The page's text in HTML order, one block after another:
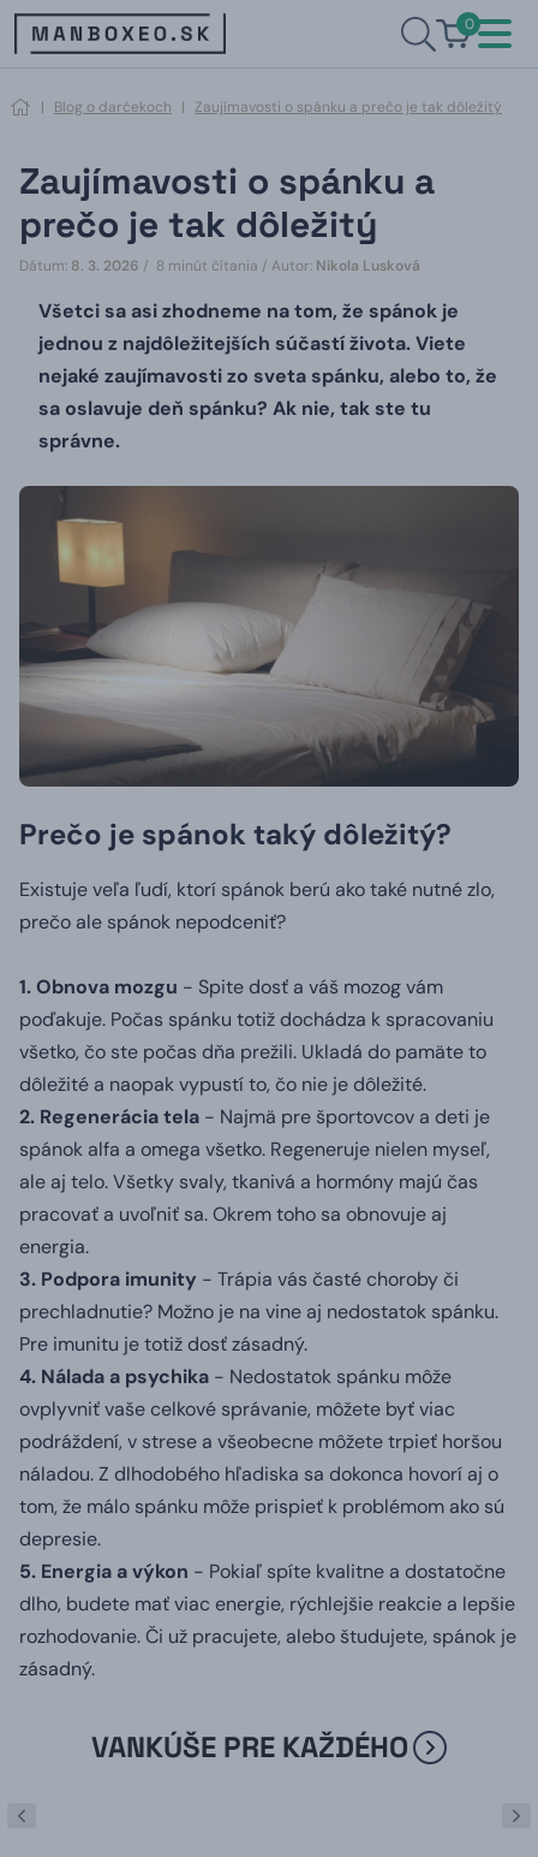
0
| Blog o darčekoch | Zaujímavosti o spánku a prečo je tak dôležitý
Zaujímavosti o spánku a
prečo je tak dôležitý
Dátum: 8. 3. 2026 / 8 minút čítania / Autor: Nikola Lusková
Všetci sa asi zhodneme na tom, že spánok je
jednou z najdôležitejších súčastí života.Viete
nejaké zaujímavosti zo sveta spánku, alebo to, že
sa oslavuje deň spánku? Ak nie, tak ste tu
správne.
Prečo je spánok taký dôležitý?
Existuje veľa ľudí, ktorí spánok berú ako také nutné zlo,
prečo ale spánok nepodceniť?
1. Obnova mozgu - Spite dosť a váš mozog vám
poďakuje. Počas spánku totiž dochádza k spracovaniu
všetko, čo ste počas dňa prežili. Ukladá do pamäte to
dôležité a naopak vypustí to, čo nie je dôležité.
2. Regenerácia tela - Najmä pre športovcov a deti je
spánok alfa a omega všetko. Regeneruje nielen myseľ,
ale aj telo.Všetky svaly, tkanivá a hormóny majú čas
pracovať a uvoľniť sa.Okrem toho sa obnovuje aj
energia.
3. Podpora imunity - Trápia vás časté choroby či
prechladnutie? Možno je na vine aj nedostatok spánku.
Pre imunitu je totiž dosť zásadný.
4. Nálada a psychika - Nedostatok spánku môže
ovplyvniť vaše celkové správanie, môžete byť viac
podráždení, v strese a všeobecne môžete trpieť horšou
náladou.Z dlhodobého hľadiska sa dokonca hovorí aj o
tom, že málo spánku môže prispieť k problémom ako sú
depresie.
5. Energia a výkon - Pokiaľ spíte kvalitne a dostatočne
dlho, budete mať viac energie, rýchlejšie reakcie a lepšie
rozhodovanie.Či už pracujete, alebo študujete, spánok je
zásadný.
VANKÚŠE PRE KAŽDÉHO